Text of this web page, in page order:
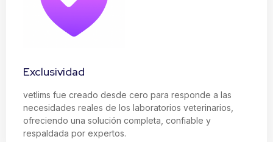
Exclusividad
vetlims fue creado desde cero para responde a las
necesidades reales de los laboratorios veterinarios,
ofreciendo una solución completa, confiable y
respaldada por expertos.